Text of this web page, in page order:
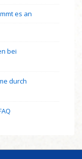
es an
bei
durch